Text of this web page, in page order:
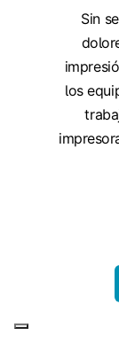
Sin
los